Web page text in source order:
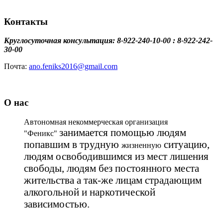
Контакты
Круглосуточная консультация: 8-922-240-10-00 : 8-922-242-
30-00
Почта: ano.feniks2016@gmail.com
О нас
Автономная некоммерческая организация
"Феникс" занимается помощью людям
попавшим в трудную жизненную ситуацию,
людям освободившимся из мест лишения
свободы, людям без постоянного места
жительства а так-же лицам страдающим
алкогольной и наркотической
зависимостью.